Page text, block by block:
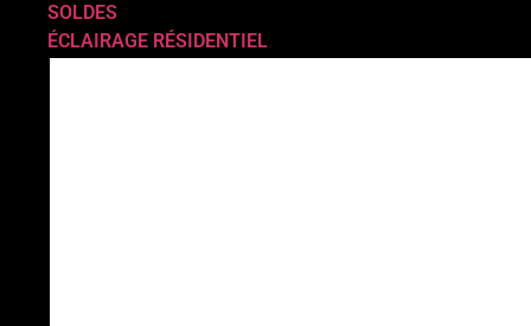
SOLDES
ÉCLAIRAGE RÉSIDENTIEL